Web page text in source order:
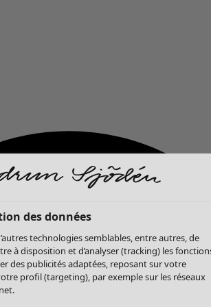
des données
technologies semblables, entre autres, de
à disposition et d’analyser (tracking) les
des publicités adaptées, reposant sur votre
profil (targeting), par exemple sur les réseaux